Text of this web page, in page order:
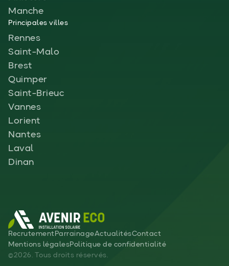
Manche
Principales villes
Rennes
Saint-Malo
Brest
Quimper
Saint-Brieuc
Vannes
Lorient
Nantes
Laval
Dinan
Recrutement ParrainageActualitésContact
Mentions légalesPolitique de confidentialité
©2026. Tous droits réservés.